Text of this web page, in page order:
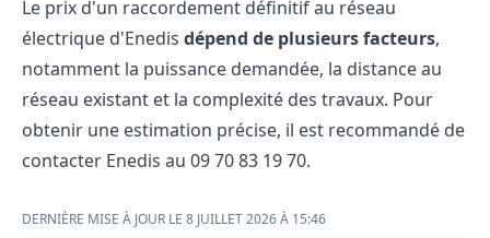
Le prix d'un raccordement définitif au réseau
électrique d'Enedis dépend de plusieurs facteurs,
notamment la puissance demandée, la distance au
réseau existant et la complexité des travaux. Pour
obtenir une estimation précise, il est recommandé de
contacter Enedis au 09​ 70​ 83​ 19​ 70.
DERNIÈRE MISE À JOUR LE 8 JUILLET 2026 À 15:46